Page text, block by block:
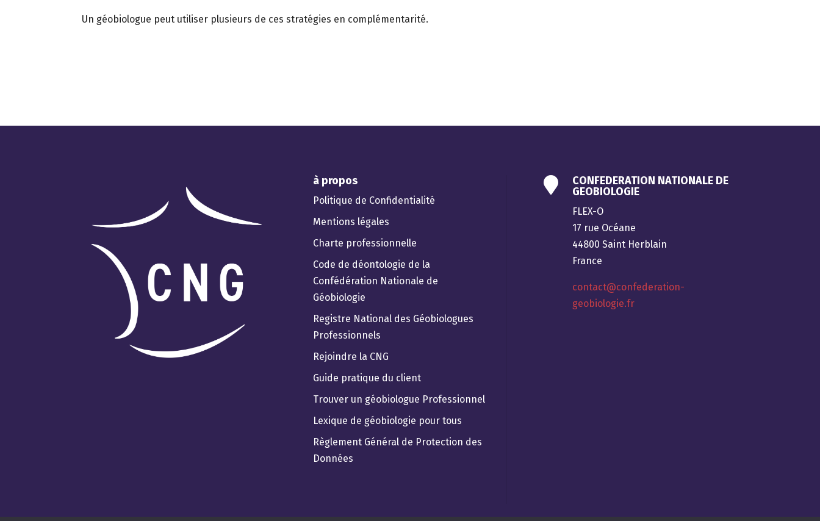
Un géobiologue peut utiliser plusieurs de ces stratégies en complémentarité.
à propos
Politique de Confidentialité
Mentions légales
Charte professionnelle
Code de déontologie de la
Confédération Nationale de
Géobiologie
Registre National des Géobiologues
Professionnels
Rejoindre la CNG
Guide pratique du client
Trouver un géobiologue Professionnel
Lexique de géobiologie pour tous
Règlement Général de Protection des
Données

CONFEDERATION NATIONALE DE
GEOBIOLOGIE
FLEX-O
17 rue Océane
44800 Saint Herblain
France
contact@confederation-
geobiologie.fr